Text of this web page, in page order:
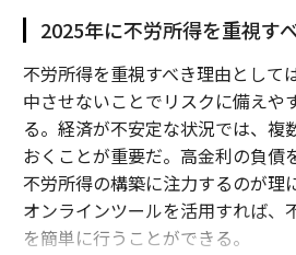
2025年に不労所得を重視す
不労所得を重視すべき理由として
中させないことでリスクに備えや
る。経済が不安定な状況では、複
おくことが重要だ。高金利の負債
不労所得の構築に注力するのが理
オンラインツールを活用すれば、
を簡単に行うことができる。